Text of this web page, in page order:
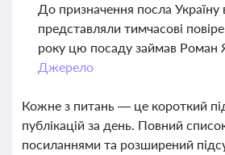
До призначення посла Україну в
представляли тимчасові
року цю посаду займав Роман
Джерело
Кожне з питань — це короткий
публікацій за день. Повний
посиланнями та розширений